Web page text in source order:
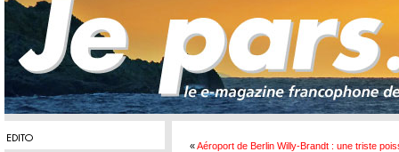
EDITO
«Aéroport de Berlin Willy-Brandt : une triste